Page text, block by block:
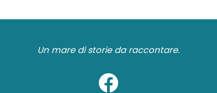
Un mare di storie da raccontare.